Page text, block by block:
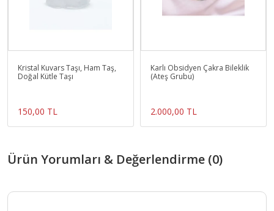
Kristal Kuvars Taşı, Ham Taş,
Doğal Kütle Taşı
150,00 TL
Karlı Obsidyen Çakra Bileklik
(Ateş Grubu)
2.000,00 TL
Ürün Yorumları & Değerlendirme (0)